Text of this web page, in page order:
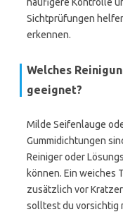
Sichtprüfungen
erkennen.
Welches
geeignet?
Milde Seifenlauge
Gummidichtungen
Reiniger oder
können. Ein weiches
zusätzlich vor
solltest du vorsichtig